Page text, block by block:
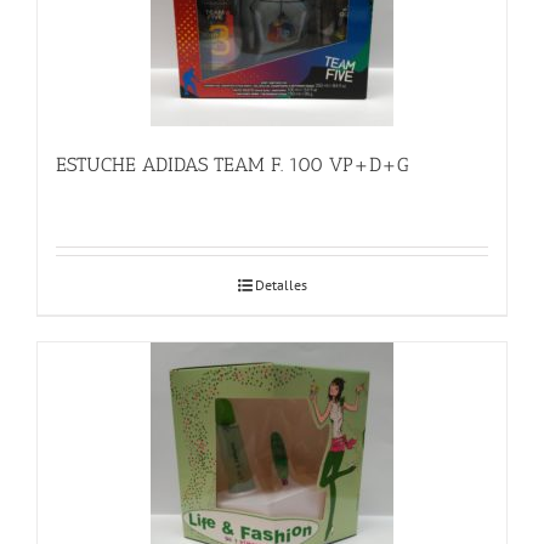
ESTUCHE ADIDAS TEAM F. 100 VP+D+G
Detalles